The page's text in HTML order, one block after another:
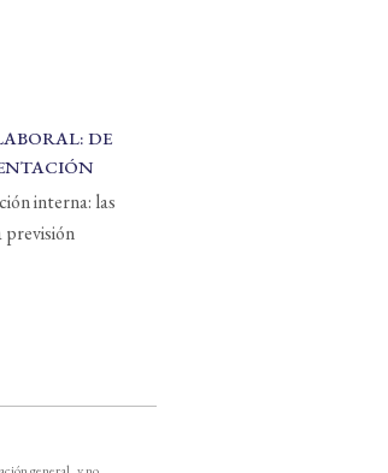
DE
interna: las
previsión